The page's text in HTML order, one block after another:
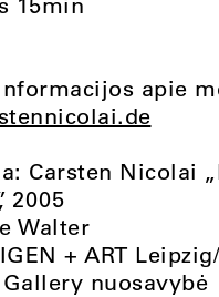
apie
Carsten Nicolai
2005
Walter
+ ART
Gallery nuosavybė